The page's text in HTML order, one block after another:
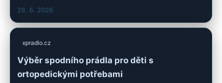
28. 6. 2026
xpradlo.cz
Výběr spodního prádla pro děti s
ortopedickými potřebami